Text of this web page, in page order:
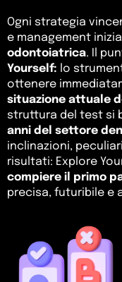
Ogni strategia
e management
odontoiatrica. Il
Yourself: lo
ottenere
situazione attuale
struttura del test si
anni del settore
inclinazioni,
risultati: Explore
compiere il primo
precisa, futuribile e